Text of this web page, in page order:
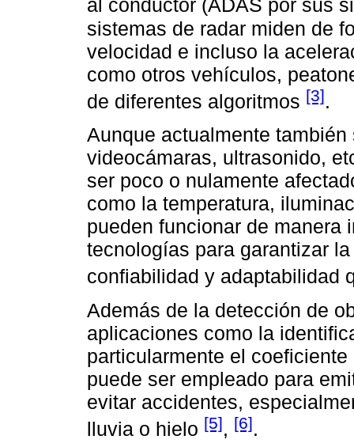
al conductor (ADAS por sus
sistemas de radar miden de
velocidad e incluso la
como otros vehículos,
de diferentes algoritmos [3].
Aunque actualmente
videocámaras, ultrasonido,
ser poco o nulamente
como la temperatura,
pueden funcionar de manera
tecnologías para garantizar
confiabilidad y adaptabilidad
Además de la detección de
aplicaciones como la
particularmente el
puede ser empleado para
evitar accidentes,
lluvia o hielo [5], [6].